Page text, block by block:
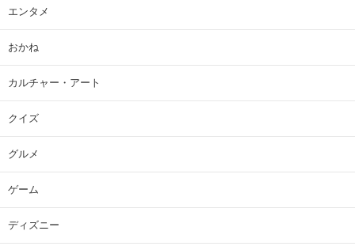
エンタメ
おかね
カルチャー・アート
クイズ
グルメ
ゲーム
ディズニー